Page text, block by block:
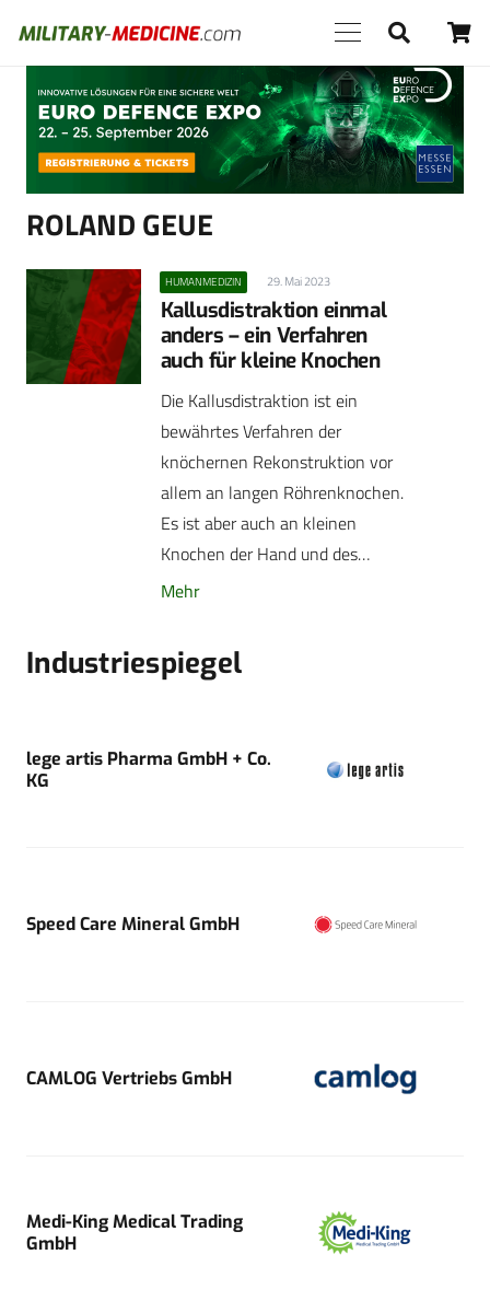
Anzeige
ROLAND GEUE
HUMANMEDIZIN 29. Mai 2023
Kallusdistraktion einmal
anders – ein Verfahren
auch für kleine Knochen
Die Kallusdistraktion ist ein
bewährtes Verfahren der
knöchernen Rekonstruktion vor
allem an langen Röhrenknochen.
Es ist aber auch an kleinen
Knochen der Hand und des…
Mehr
Industriespiegel
lege artis Pharma GmbH + Co.
KG
Speed Care Mineral GmbH
CAMLOG Vertriebs GmbH
Medi-King Medical Trading
GmbH